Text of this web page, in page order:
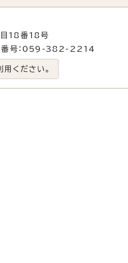
18番18号
番号：059-382-2214
ください。